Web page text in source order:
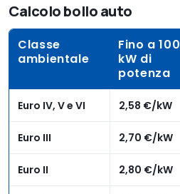
Calcolo bollo auto
Classe
ambientale
Fino a 100
kW di
potenza
Euro IV, V e VI 2,58 €/kW
Euro III 2,70 €/kW
Euro II 2,80 €/kW